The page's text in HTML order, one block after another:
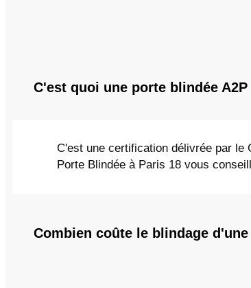
C'est quoi une porte blindée A2P
C'est une certification délivrée par le
Porte Blindée à Paris 18 vous
Combien coûte le blindage